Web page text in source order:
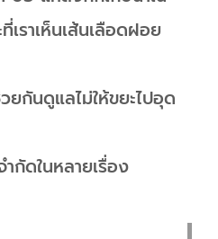
เราเห็นเส้นเลือดฝอย
กันดูแลไม่ให้ขยะไปอุด
กัดในหลายเรื่อง